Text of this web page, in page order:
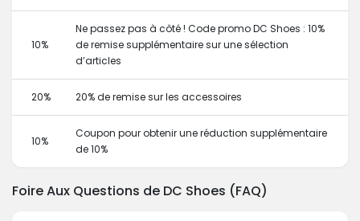
10%
Ne passez pas à côté ! Code promo DC Shoes : 10%
de remise supplémentaire sur une sélection
d’articles
20% 20% de remise sur les accessoires
10%
Coupon pour obtenir une réduction supplémentaire
de 10%
Foire Aux Questions de DC Shoes (FAQ)